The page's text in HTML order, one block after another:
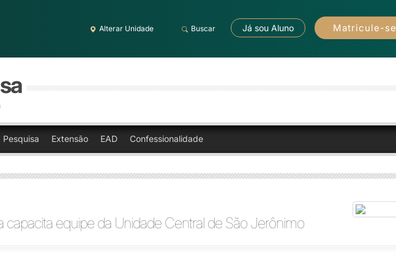
Alterar Unidade Buscar Já sou Aluno Matricule-se
Pesquisa Extensão EAD Confessionalidade
capacita equipe da Unidade Central de São Jerônimo